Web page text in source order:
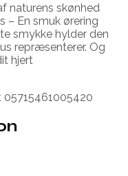
naturens skønhed
– En smuk ørering
smykke hylder den
repræsenterer. Og
hjert